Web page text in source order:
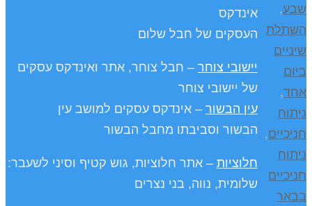
שבע,
השתלת
שיניים
ביום
אחד,
ניתוח
חניכיים,
ניתוח
חניכיים
בבאר
אינדקס
העסקים של חבל שלום
יישובי צוחר – חבל צוחר, אתר ואינדקס עסקים
של יישובי צוחר
עין הבשור – אינדקס עסקים למושב עין
הבשור וסביבתו מחבל הבשור
חלוציות – אתר חלוציות, גוש קטיף וסיני לשעבר:
שלומית, נווה, בני נצרים